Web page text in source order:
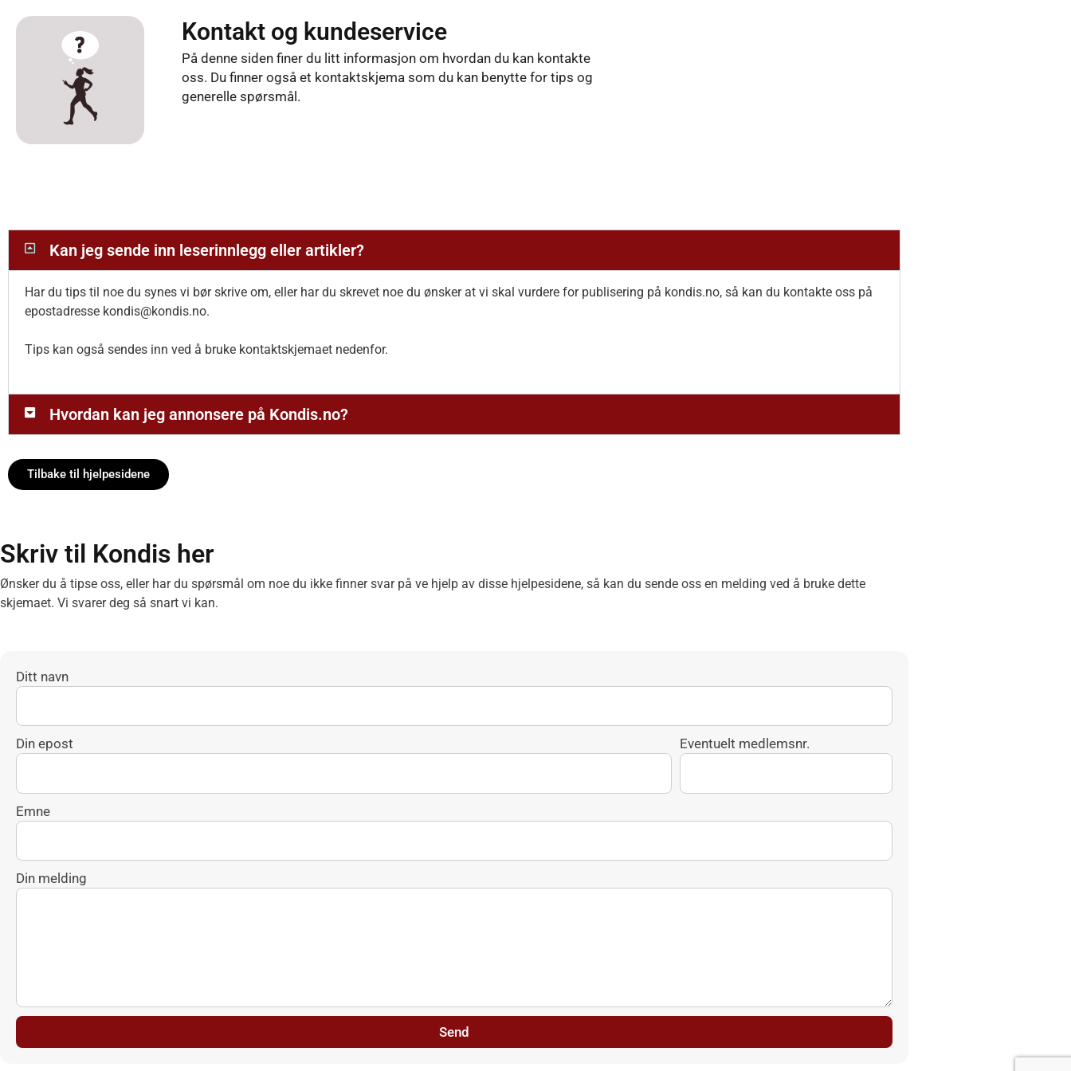
rett
Kontakt og kundeservice
På denne siden finer du litt informasjon om hvordan du kan kontakte
oss. Du finner også et kontaktskjema som du kan benytte for tips og
generelle spørsmål.
Kan jeg sende inn leserinnlegg eller artikler?
Har du tips til noe du synes vi bør skrive om, eller har du skrevet noe du ønsker at vi skal vurdere for publisering på kondis.no, så kan du kontakte oss på
epostadresse kondis@kondis.no.
Tips kan også sendes inn ved å bruke kontaktskjemaet nedenfor.
Hvordan kan jeg annonsere på Kondis.no?
Tilbake til hjelpesidene
Skriv til Kondis her
Ønsker du å tipse oss, eller har du spørsmål om noe du ikke finner svar på ve hjelp av disse hjelpesidene, så kan du sende oss en melding ved å bruke dette
skjemaet. Vi svarer deg så snart vi kan.
Ditt navn
Din epost Eventuelt medlemsnr.
Emne
Din melding
Send